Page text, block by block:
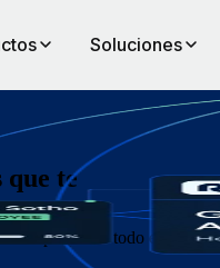
Soluciones
te
propia de todo el